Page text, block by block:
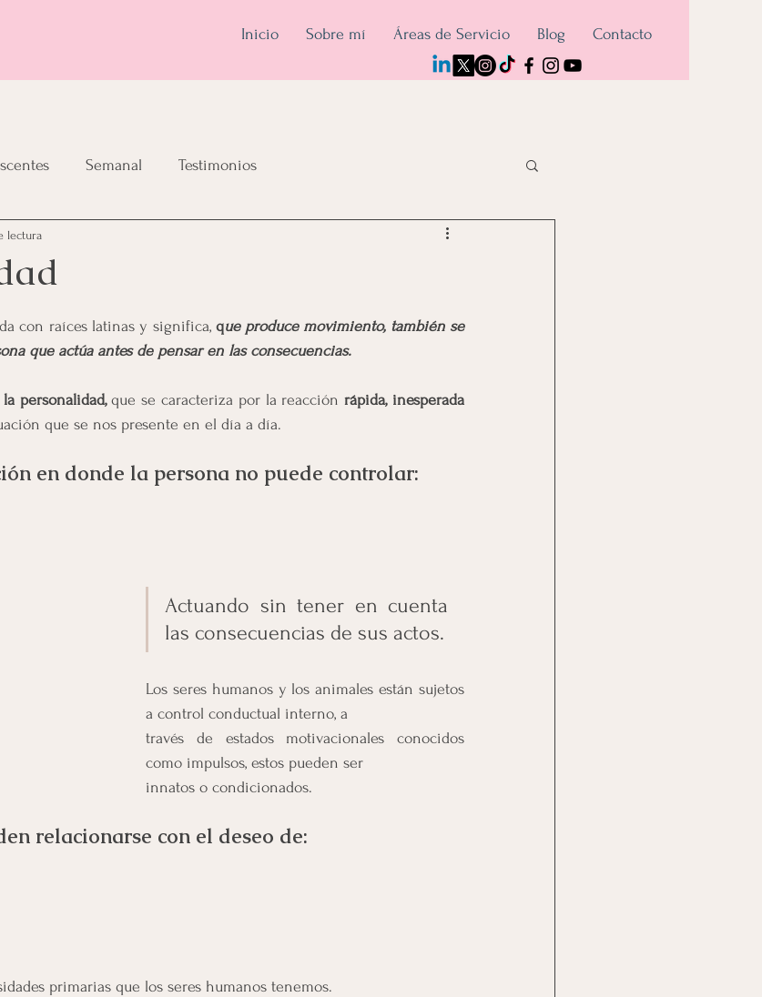
Inicio Sobre mí Áreas de Servicio Blog Contacto
Semanal Testimonios
lectura
con raíces latinas y significa, que produce movimiento, también se
que actúa antes de pensar en las consecuencias.
personalidad, que se caracteriza por la reacción rápida, inesperada
que se nos presente en el día a día.
en donde la persona no puede controlar:
Actuando sin tener en cuenta
las consecuencias de sus actos.
Los seres humanos y los animales están sujetos
a control conductual interno, a
través de estados motivacionales conocidos
como impulsos, estos pueden ser
innatos o condicionados.
relacionarse con el deseo de:
primarias que los seres humanos tenemos.